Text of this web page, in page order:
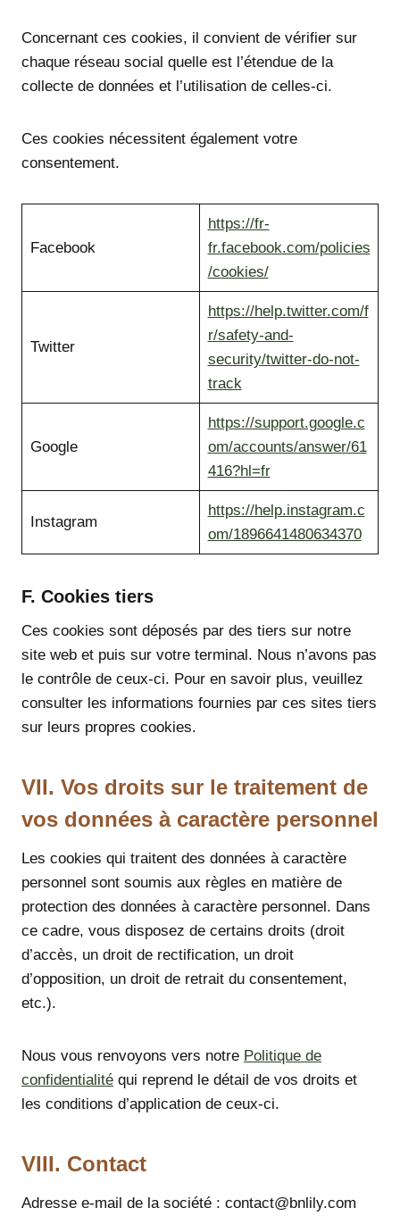
Concernant ces cookies, il convient de vérifier sur
chaque réseau social quelle est l’étendue de la
collecte de données et l’utilisation de celles-ci.
Ces cookies nécessitent également votre
consentement.
Facebook
https://fr-
fr.facebook.com/policies
/cookies/
Twitter
https://help.twitter.com/f
r/safety-and-
security/twitter-do-not-
track
Google
https://support.google.c
om/accounts/answer/61
416?hl=fr
Instagram
https://help.instagram.c
om/1896641480634370
F. Cookies tiers
Ces cookies sont déposés par des tiers sur notre
site web et puis sur votre terminal. Nous n’avons pas
le contrôle de ceux-ci. Pour en savoir plus, veuillez
consulter les informations fournies par ces sites tiers
sur leurs propres cookies.
VII. Vos droits sur le traitement de
vos données à caractère personnel
Les cookies qui traitent des données à caractère
personnel sont soumis aux règles en matière de
protection des données à caractère personnel. Dans
ce cadre, vous disposez de certains droits (droit
d’accès, un droit de rectification, un droit
d’opposition, un droit de retrait du consentement,
etc.).
Nous vous renvoyons vers notre Politique de
confidentialité qui reprend le détail de vos droits et
les conditions d’application de ceux-ci.
VIII. Contact
Adresse e-mail de la société : contact@bnlily.com